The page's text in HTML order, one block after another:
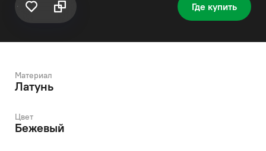
Где купить
Материал
Латунь
Цвет
Бежевый